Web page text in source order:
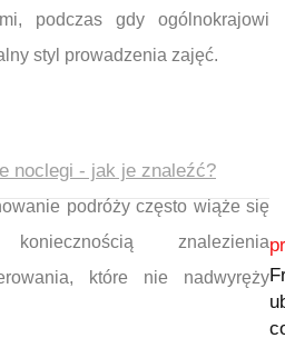
podczas gdy ogólnokrajowi
styl prowadzenia zajęć.
noclegi - jak je znaleźć?
podróży często wiąże się
znalezienia
które nie nadwyręży